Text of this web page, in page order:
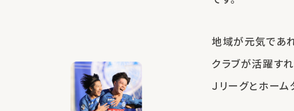
地域が元気であ
クラブが活躍すれ
Ｊリーグとホーム